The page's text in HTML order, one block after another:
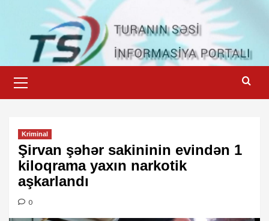
content
Menu
Kriminal
Şirvan şəhər sakininin evindən 1
kiloqrama yaxın narkotik
aşkarlandı
0